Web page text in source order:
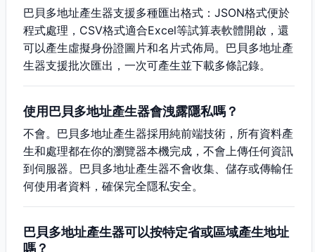
巴貝多地址產生器支援多種匯出格式：JSON格式便於
程式處理，CSV格式適合Excel等試算表軟體開啟，還
可以產生虛擬身份證圖片和名片式佈局。巴貝多地址產
生器支援批次匯出，一次可產生並下載多條記錄。
使用巴貝多地址產生器會洩露隱私嗎？
不會。巴貝多地址產生器採用純前端技術，所有資料產
生和處理都在你的瀏覽器本機完成，不會上傳任何資訊
到伺服器。巴貝多地址產生器不會收集、儲存或傳輸任
何使用者資料，確保完全隱私安全。
巴貝多地址產生器可以按特定省或區域產生地址
嗎？